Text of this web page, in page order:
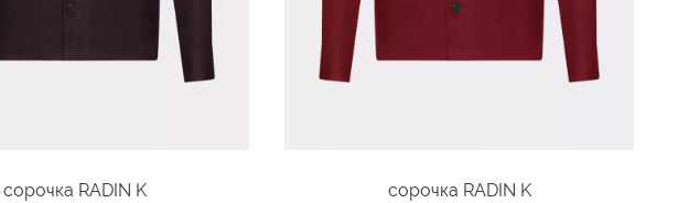
сорочка RADIN K
сорочка RADIN K